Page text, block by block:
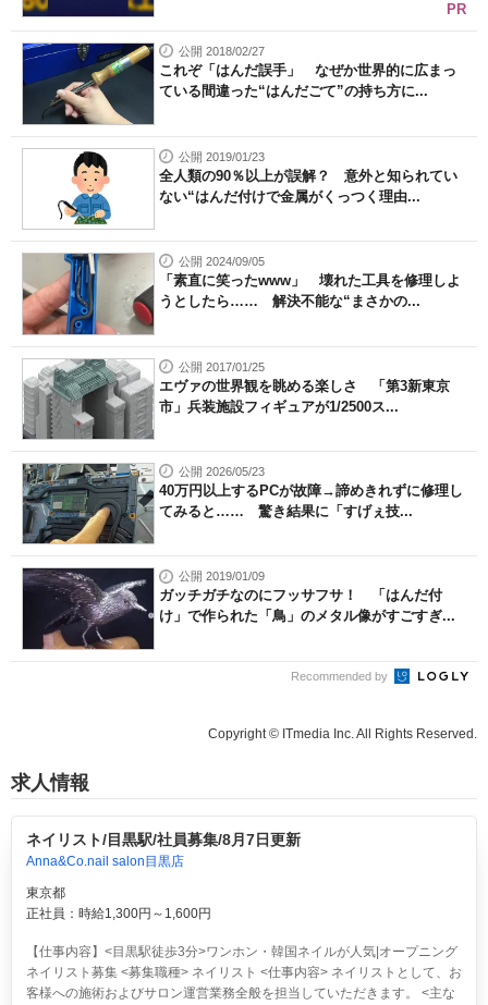
PR
公開 2018/02/27
これぞ「はんだ誤手」 なぜか世界的に広まっ
ている間違った“はんだごて”の持ち方に...
公開 2019/01/23
全人類の90％以上が誤解？ 意外と知られてい
ない“はんだ付けで金属がくっつく理由...
公開 2024/09/05
「素直に笑ったwww」 壊れた工具を修理しよ
うとしたら…… 解決不能な“まさかの...
公開 2017/01/25
エヴァの世界観を眺める楽しさ 「第3新東京
市」兵装施設フィギュアが1/2500ス...
公開 2026/05/23
40万円以上するPCが故障→諦めきれずに修理し
てみると…… 驚き結果に「すげぇ技...
公開 2019/01/09
ガッチガチなのにフッサフサ！ 「はんだ付
け」で作られた「鳥」のメタル像がすごすぎ...
Recommended by
Copyright © ITmedia Inc. All Rights Reserved.
求人情報
ネイリスト/目黒駅/社員募集/8月7日更新
Anna&Co.nail salon目黒店
東京都
正社員：時給1,300円～1,600円
【仕事内容】<目黒駅徒歩3分>ワンホン・韓国ネイルが人気|オープニング
ネイリスト募集 <募集職種> ネイリスト <仕事内容> ネイリストとして、お
客様への施術およびサロン運営業務全般を担当していただきます。 <主な